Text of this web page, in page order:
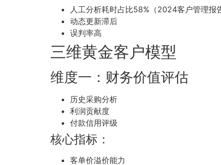
人工分析耗时占比58%（2024客户管理报
动态更新滞后
误判率高
三维黄金客户模型
维度一：财务价值评估
历史采购分析
利润贡献度
付款信用评级
核心指标：
客单价溢价能力